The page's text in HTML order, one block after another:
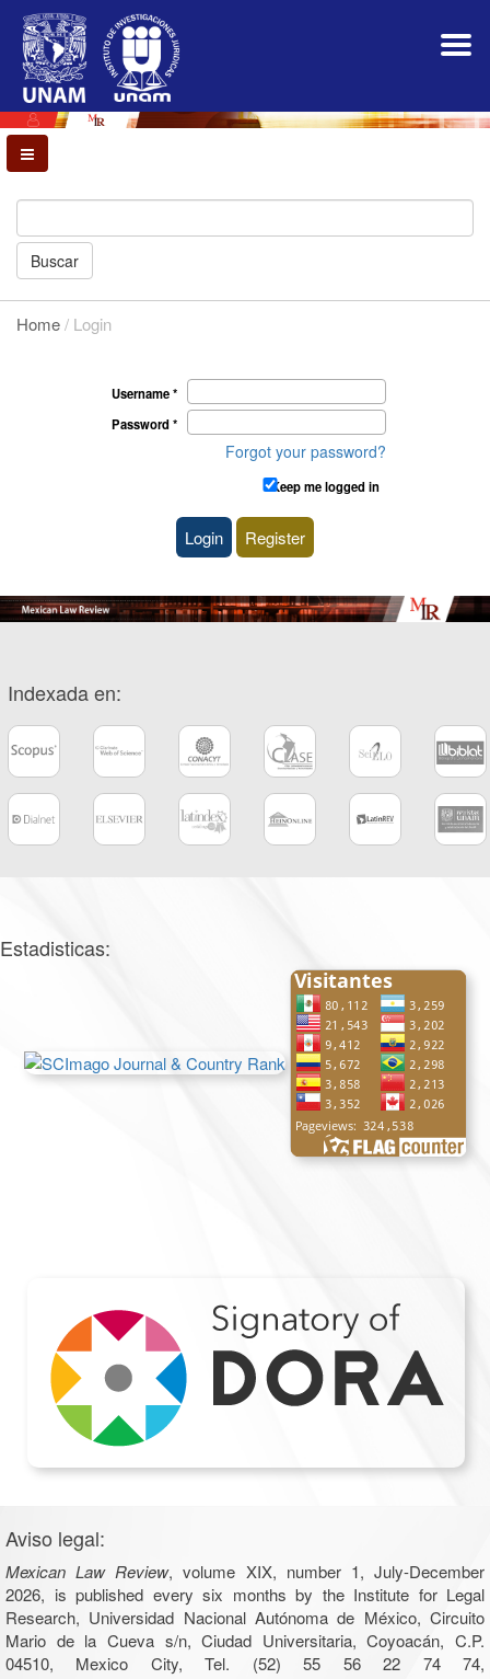
Main
Navigation
Main
Content
Sidebar
Buscar
Home/ Login
Login
Username*
Required
Password*
Required
Forgot your password?
Keep me logged in
Login Register
Indexada en:
Estadisticas:
Aviso legal:
Mexican Law Review, volume XIX, number 1, July-December
2026, is published every six months by the Institute for Legal
Research, Universidad Nacional Autónoma de México, Circuito
Mario de la Cueva s/n, Ciudad Universitaria, Coyoacán, C.P.
04510, Mexico City, Tel. (52) 55 56 22 74 74,